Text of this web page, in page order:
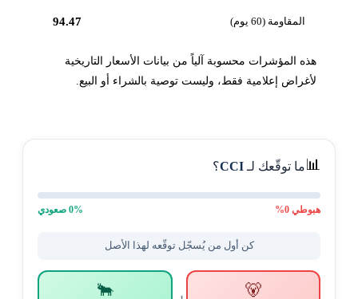
المقاومة (60 يوم) 94.47
هذه المؤشرات محسوبة آلياً من بيانات الأسعار التاريخية
لأغراض إعلامية فقط، وليست توصية بالشراء أو البيع.
📊ما توقّعك لـCCI؟
هبوطي0
%
0% صعودي
كن أول من يُسجّل توقّعه لهذا الأصل
🐻
🐂